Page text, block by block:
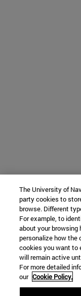
The University of
party cookies to
browse. Different
For example, to
about your browsing
personalize how the
cookies you want to
will remain active
For more detailed
our Cookie Policy.